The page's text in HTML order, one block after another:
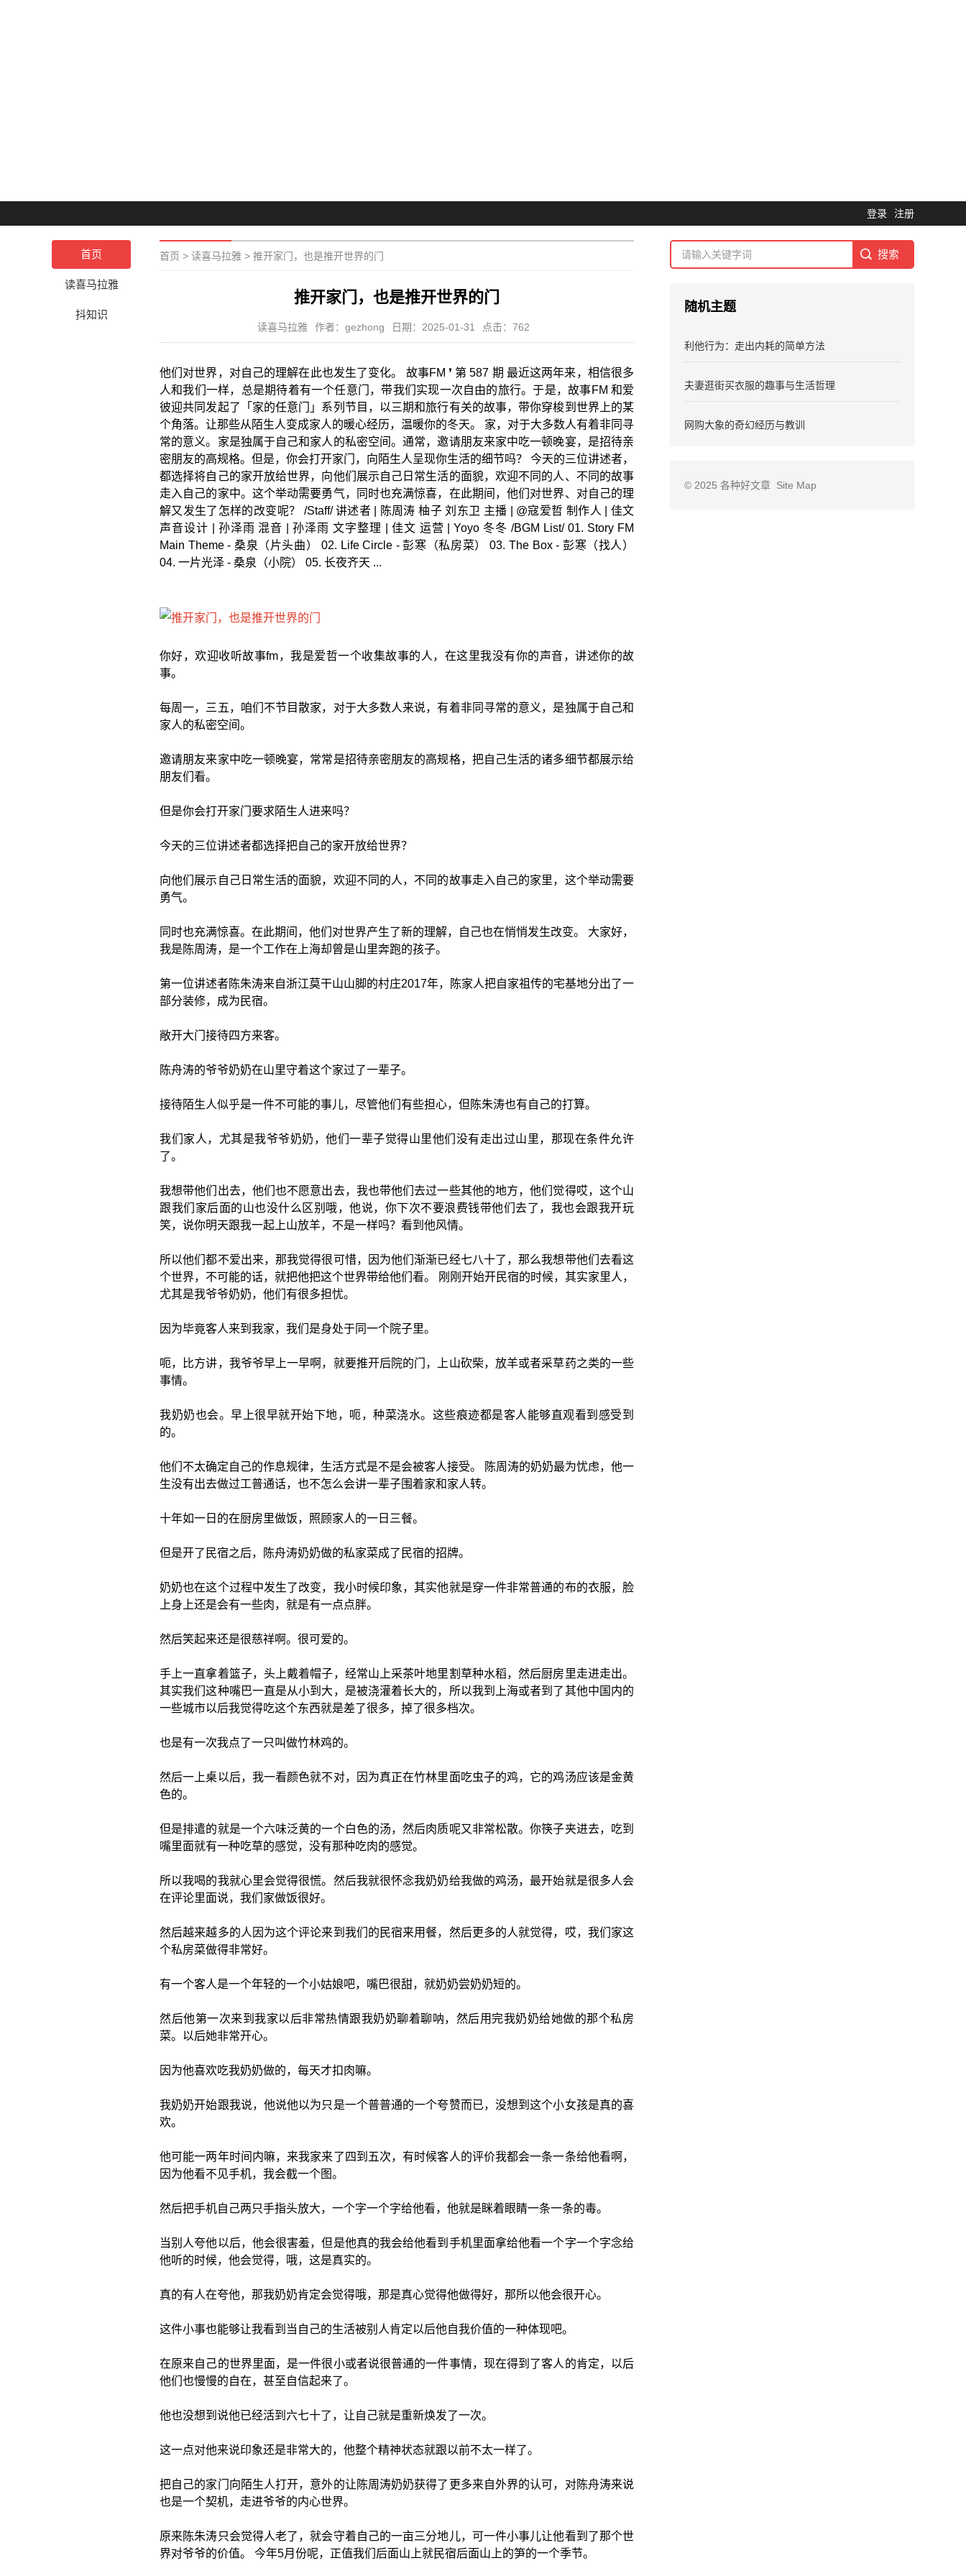
登录 注册
首页
读喜马拉雅
抖知识
首页 > 读喜马拉雅 > 推开家门，也是推开世界的门
推开家门，也是推开世界的门
读喜马拉雅 作者：gezhong 日期：2025-01-31 点击：762
他们对世界，对自己的理解在此也发生了变化。 故事FM ❜ 第 587 期 最近这两年来，相信很多
人和我们一样，总是期待着有一个任意门，带我们实现一次自由的旅行。于是，故事FM 和爱
彼迎共同发起了「家的任意门」系列节目，以三期和旅行有关的故事，带你穿梭到世界上的某
个角落。让那些从陌生人变成家人的暖心经历，温暖你的冬天。 家，对于大多数人有着非同寻
常的意义。家是独属于自己和家人的私密空间。通常，邀请朋友来家中吃一顿晚宴，是招待亲
密朋友的高规格。但是，你会打开家门，向陌生人呈现你生活的细节吗？ 今天的三位讲述者，
都选择将自己的家开放给世界，向他们展示自己日常生活的面貌，欢迎不同的人、不同的故事
走入自己的家中。这个举动需要勇气，同时也充满惊喜，在此期间，他们对世界、对自己的理
解又发生了怎样的改变呢？ /Staff/ 讲述者 | 陈周涛 柚子 刘东卫 主播 | @寇爱哲 制作人 | 佳文
声音设计 | 孙泽雨 混音 | 孙泽雨 文字整理 | 佳文 运营 | Yoyo 冬冬 /BGM List/ 01. Story FM
Main Theme - 桑泉（片头曲） 02. Life Circle - 彭寒（私房菜） 03. The Box - 彭寒（找人）
04. 一片光泽 - 桑泉（小院） 05. 长夜齐天 ...
你好，欢迎收听故事fm，我是爱哲一个收集故事的人，在这里我没有你的声音，讲述你的故
事。
每周一，三五，咱们不节目散家，对于大多数人来说，有着非同寻常的意义，是独属于自己和
家人的私密空间。
邀请朋友来家中吃一顿晚宴，常常是招待亲密朋友的高规格，把自己生活的诸多细节都展示给
朋友们看。
但是你会打开家门要求陌生人进来吗？
今天的三位讲述者都选择把自己的家开放给世界？
向他们展示自己日常生活的面貌，欢迎不同的人，不同的故事走入自己的家里，这个举动需要
勇气。
同时也充满惊喜。在此期间，他们对世界产生了新的理解，自己也在悄悄发生改变。 大家好，
我是陈周涛，是一个工作在上海却曾是山里奔跑的孩子。
第一位讲述者陈朱涛来自浙江莫干山山脚的村庄2017年，陈家人把自家祖传的宅基地分出了一
部分装修，成为民宿。
敞开大门接待四方来客。
陈舟涛的爷爷奶奶在山里守着这个家过了一辈子。
接待陌生人似乎是一件不可能的事儿，尽管他们有些担心，但陈朱涛也有自己的打算。
我们家人，尤其是我爷爷奶奶，他们一辈子觉得山里他们没有走出过山里，那现在条件允许
了。
我想带他们出去，他们也不愿意出去，我也带他们去过一些其他的地方，他们觉得哎，这个山
跟我们家后面的山也没什么区别哦，他说，你下次不要浪费钱带他们去了，我也会跟我开玩
笑，说你明天跟我一起上山放羊，不是一样吗？看到他风情。
所以他们都不爱出来，那我觉得很可惜，因为他们渐渐已经七八十了，那么我想带他们去看这
个世界，不可能的话，就把他把这个世界带给他们看。 刚刚开始开民宿的时候，其实家里人，
尤其是我爷爷奶奶，他们有很多担忧。
因为毕竟客人来到我家，我们是身处于同一个院子里。
呃，比方讲，我爷爷早上一早啊，就要推开后院的门，上山砍柴，放羊或者采草药之类的一些
事情。
我奶奶也会。早上很早就开始下地，呃，种菜浇水。这些痕迹都是客人能够直观看到感受到
的。
他们不太确定自己的作息规律，生活方式是不是会被客人接受。 陈周涛的奶奶最为忧虑，他一
生没有出去做过工普通话，也不怎么会讲一辈子围着家和家人转。
十年如一日的在厨房里做饭，照顾家人的一日三餐。
但是开了民宿之后，陈舟涛奶奶做的私家菜成了民宿的招牌。
奶奶也在这个过程中发生了改变，我小时候印象，其实他就是穿一件非常普通的布的衣服，脸
上身上还是会有一些肉，就是有一点点胖。
然后笑起来还是很慈祥啊。很可爱的。
手上一直拿着篮子，头上戴着帽子，经常山上采茶叶地里割草种水稻，然后厨房里走进走出。
其实我们这种嘴巴一直是从小到大，是被浇灌着长大的，所以我到上海或者到了其他中国内的
一些城市以后我觉得吃这个东西就是差了很多，掉了很多档次。
也是有一次我点了一只叫做竹林鸡的。
然后一上桌以后，我一看颜色就不对，因为真正在竹林里面吃虫子的鸡，它的鸡汤应该是金黄
色的。
但是排遣的就是一个六味泛黄的一个白色的汤，然后肉质呢又非常松散。你筷子夹进去，吃到
嘴里面就有一种吃草的感觉，没有那种吃肉的感觉。
所以我喝的我就心里会觉得很慌。然后我就很怀念我奶奶给我做的鸡汤，最开始就是很多人会
在评论里面说，我们家做饭很好。
然后越来越多的人因为这个评论来到我们的民宿来用餐，然后更多的人就觉得，哎，我们家这
个私房菜做得非常好。
有一个客人是一个年轻的一个小姑娘吧，嘴巴很甜，就奶奶尝奶奶短的。
然后他第一次来到我家以后非常热情跟我奶奶聊着聊呐，然后用完我奶奶给她做的那个私房
菜。以后她非常开心。
因为他喜欢吃我奶奶做的，每天才扣肉嘛。
我奶奶开始跟我说，他说他以为只是一个普普通的一个夸赞而已，没想到这个小女孩是真的喜
欢。
他可能一两年时间内嘛，来我家来了四到五次，有时候客人的评价我都会一条一条给他看啊，
因为他看不见手机，我会截一个图。
然后把手机自己两只手指头放大，一个字一个字给他看，他就是眯着眼睛一条一条的毒。
当别人夸他以后，他会很害羞，但是他真的我会给他看到手机里面拿给他看一个字一个字念给
他听的时候，他会觉得，哦，这是真实的。
真的有人在夸他，那我奶奶肯定会觉得哦，那是真心觉得他做得好，那所以他会很开心。
这件小事也能够让我看到当自己的生活被别人肯定以后他自我价值的一种体现吧。
在原来自己的世界里面，是一件很小或者说很普通的一件事情，现在得到了客人的肯定，以后
他们也慢慢的自在，甚至自信起来了。
他也没想到说他已经活到六七十了，让自己就是重新焕发了一次。
这一点对他来说印象还是非常大的，他整个精神状态就跟以前不太一样了。
把自己的家门向陌生人打开，意外的让陈周涛奶奶获得了更多来自外界的认可，对陈舟涛来说
也是一个契机，走进爷爷的内心世界。
原来陈朱涛只会觉得人老了，就会守着自己的一亩三分地儿，可一件小事儿让他看到了那个世
界对爷爷的价值。 今年5月份呢，正值我们后面山上就民宿后面山上的笋的一个季节。
随机主题
利他行为：走出内耗的简单方法
夫妻逛街买衣服的趣事与生活哲理
网购大象的奇幻经历与教训
© 2025 各种好文章 Site Map